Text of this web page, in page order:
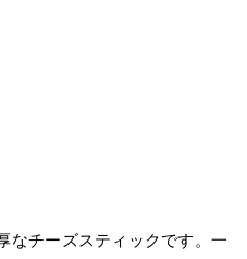
なチーズスティックです。一